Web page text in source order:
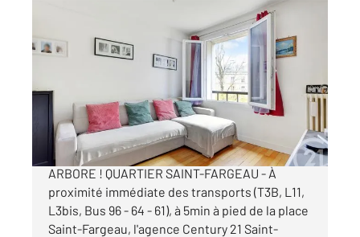
, 4 pièces
Ref : 11502
Appartement F4 à vendre
580 000 €
4P EN PARFAIT ETAT AU CALME SUR PARC
ARBORE ! QUARTIER SAINT-FARGEAU - À
proximité immédiate des transports (T3B, L11,
L3bis, Bus 96 - 64 - 61), à 5min à pied de la place
Saint-Fargeau, l'agence Century 21 Saint-